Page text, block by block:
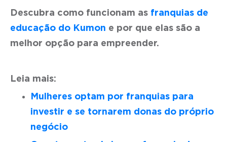
Descubra como funcionam as franquias de
educação do Kumon e por que elas são a
melhor opção para empreender.
Leia mais:
Mulheres optam por franquias para
investir e se tornarem donas do próprio
negócio